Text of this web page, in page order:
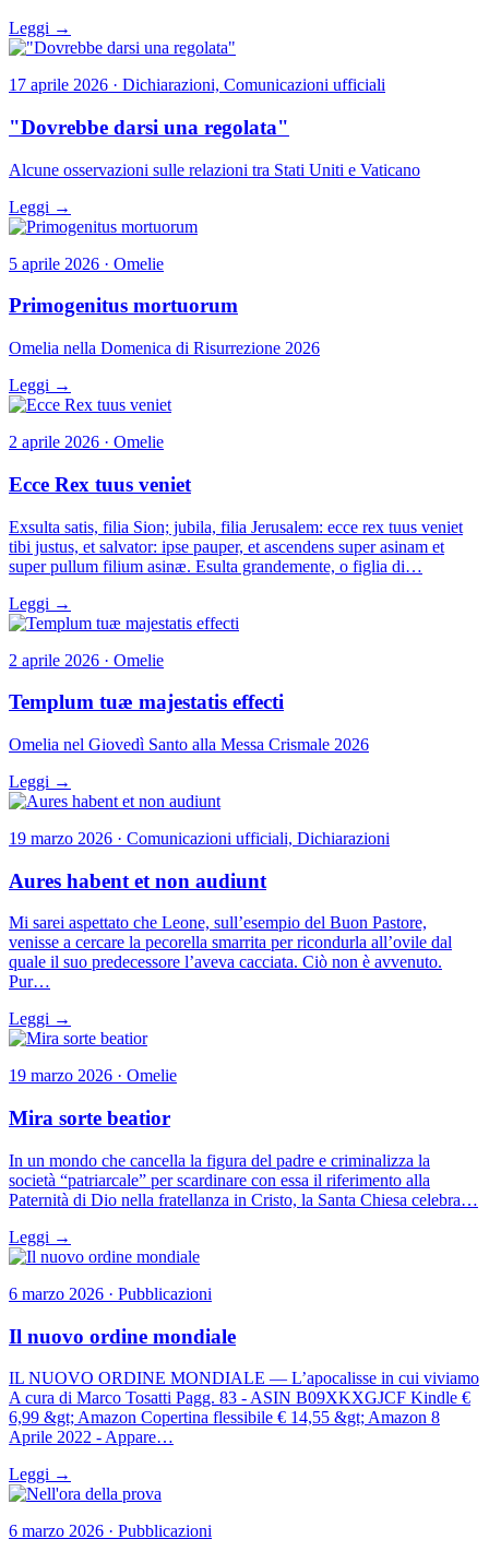
Leggi →
17 aprile 2026 · Dichiarazioni, Comunicazioni ufficiali
"Dovrebbe darsi una regolata"
Alcune osservazioni sulle relazioni tra Stati Uniti e Vaticano
Leggi →
5 aprile 2026 · Omelie
Primogenitus mortuorum
Omelia nella Domenica di Risurrezione 2026
Leggi →
2 aprile 2026 · Omelie
Ecce Rex tuus veniet
Exsulta satis, filia Sion; jubila, filia Jerusalem: ecce rex tuus veniet
tibi justus, et salvator: ipse pauper, et ascendens super asinam et
super pullum filium asinæ. Esulta grandemente, o figlia di…
Leggi →
2 aprile 2026 · Omelie
Templum tuæ majestatis effecti
Omelia nel Giovedì Santo alla Messa Crismale 2026
Leggi →
19 marzo 2026 · Comunicazioni ufficiali, Dichiarazioni
Aures habent et non audiunt
Mi sarei aspettato che Leone, sull’esempio del Buon Pastore,
venisse a cercare la pecorella smarrita per ricondurla all’ovile dal
quale il suo predecessore l’aveva cacciata. Ciò non è avvenuto.
Pur…
Leggi →
19 marzo 2026 · Omelie
Mira sorte beatior
In un mondo che cancella la figura del padre e criminalizza la
società “patriarcale” per scardinare con essa il riferimento alla
Paternità di Dio nella fratellanza in Cristo, la Santa Chiesa celebra…
Leggi →
6 marzo 2026 · Pubblicazioni
Il nuovo ordine mondiale
IL NUOVO ORDINE MONDIALE — L’apocalisse in cui viviamo
A cura di Marco Tosatti Pagg. 83 - ASIN B09XKXGJCF Kindle €
6,99 &gt; Amazon Copertina flessibile € 14,55 &gt; Amazon 8
Aprile 2022 - Appare…
Leggi →
6 marzo 2026 · Pubblicazioni